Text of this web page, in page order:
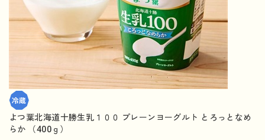
よつ葉北海道十勝生乳１００ プレーンヨーグルト とろっとなめ
らか （400ｇ）